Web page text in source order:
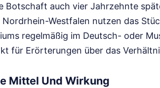
Botschaft auch vier Jahrzehnte
Nordrhein-Westfalen nutzen das
regelmäßig im Deutsch- oder
für Erörterungen über das
Mittel Und Wirkung